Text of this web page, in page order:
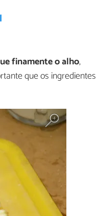
finamente o alho,
que os ingredientes